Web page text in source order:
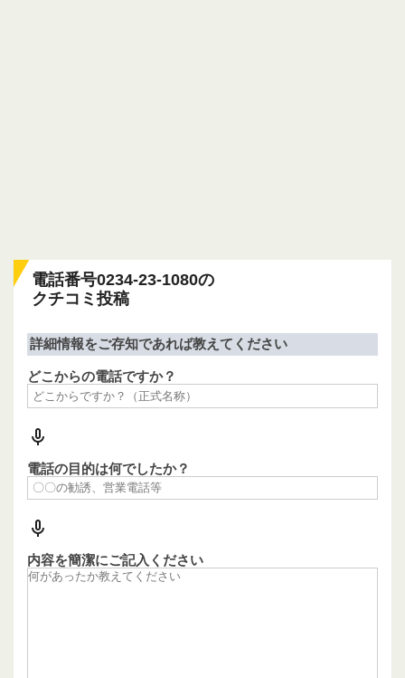
電話番号0234-23-1080の
クチコミ投稿
詳細情報をご存知であれば教えてください
どこからの電話ですか？
電話の目的は何でしたか？
内容を簡潔にご記入ください